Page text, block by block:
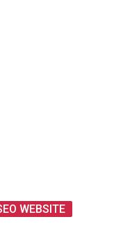
WEBSITE